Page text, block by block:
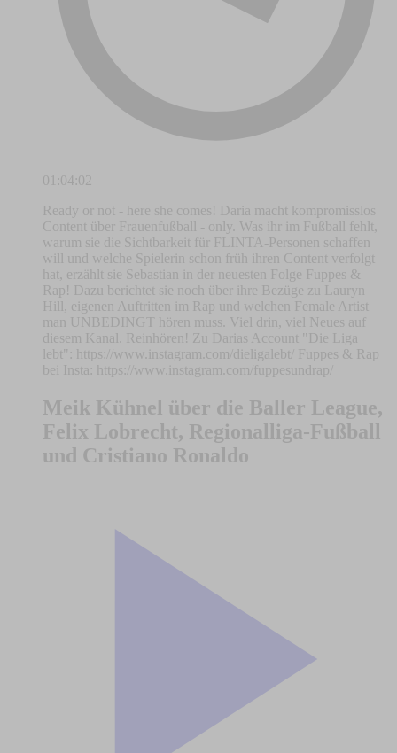
01:04:02
Ready or not - here she comes! Daria macht kompromisslos
Content über Frauenfußball - only. Was ihr im Fußball fehlt,
warum sie die Sichtbarkeit für FLINTA-Personen schaffen
will und welche Spielerin schon früh ihren Content verfolgt
hat, erzählt sie Sebastian in der neuesten Folge Fuppes &
Rap! Dazu berichtet sie noch über ihre Bezüge zu Lauryn
Hill, eigenen Auftritten im Rap und welchen Female Artist
man UNBEDINGT hören muss. Viel drin, viel Neues auf
diesem Kanal. Reinhören! Zu Darias Account "Die Liga
lebt": https://www.instagram.com/dieligalebt/ Fuppes & Rap
bei Insta: https://www.instagram.com/fuppesundrap/
Meik Kühnel über die Baller League,
Felix Lobrecht, Regionalliga-Fußball
und Cristiano Ronaldo